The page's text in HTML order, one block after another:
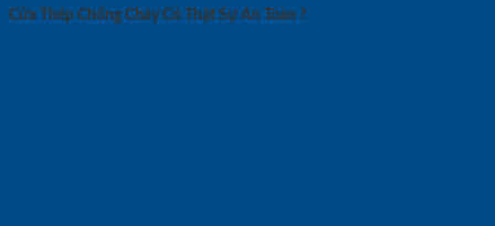
Cửa Thép Chống Cháy Có Thật Sự An Toàn ?